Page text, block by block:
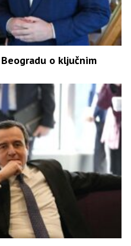
o ključnim